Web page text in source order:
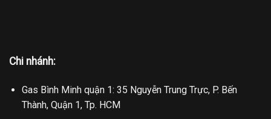
Chi nhánh:
Gas Bình Minh quận 1: 35 Nguyễn Trung Trực, P. Bến
Thành, Quận 1, Tp. HCM